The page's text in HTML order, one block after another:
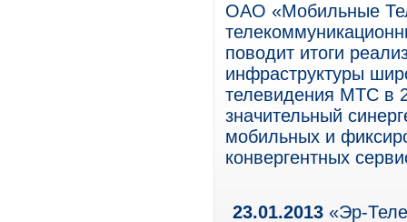
ОАО «Мобильные
поводит итоги
инфраструктуры
телевидения МТС в
значительный
мобильных и
конвергентных
23.01.2013 «Эр-